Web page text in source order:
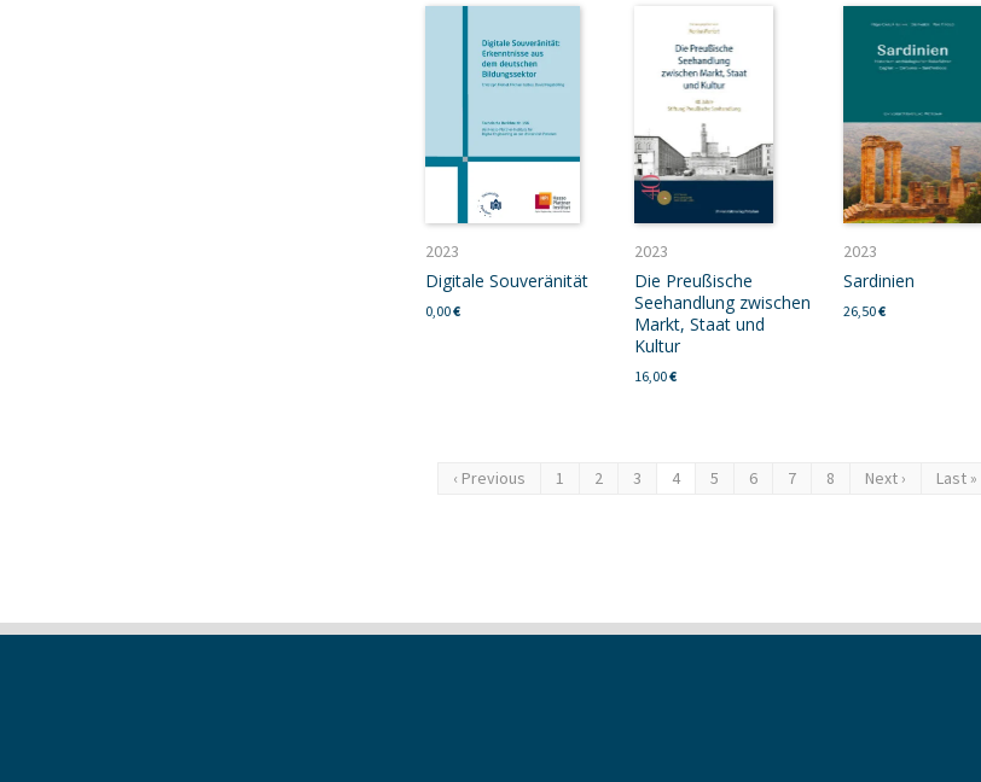
2023
Digitale Souveränität
0,00€
2023
Die Preußische
Seehandlung zwischen
Markt, Staat und
Kultur
16,00€
2023
Sardinien
26,50€
‹ Previous 1 2 3 4 5 6 7 8 Next › Last »